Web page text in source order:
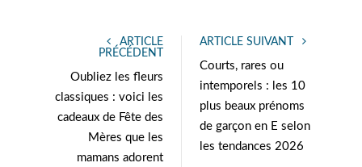
ARTICLE
PRÉCÉDENT
Oubliez les fleurs
classiques : voici les
cadeaux de Fête des
Mères que les
mamans adorent
ARTICLE SUIVANT
Courts, rares ou
intemporels : les 10
plus beaux prénoms
de garçon en E selon
les tendances 2026